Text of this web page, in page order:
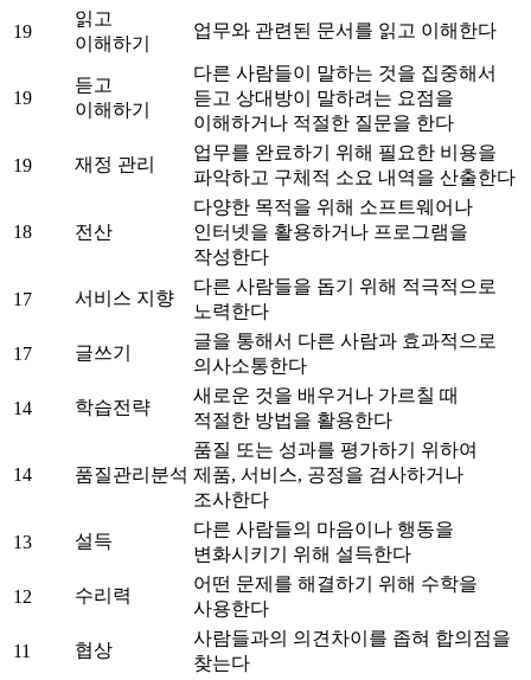
19
읽고
이해하기
업무와 관련된 문서를 읽고 이해한다
19
듣고
이해하기
다른 사람들이 말하는 것을 집중해서
듣고 상대방이 말하려는 요점을
이해하거나 적절한 질문을 한다
19 재정 관리
업무를 완료하기 위해 필요한 비용을
파악하고 구체적 소요 내역을 산출한다
18 전산
다양한 목적을 위해 소프트웨어나
인터넷을 활용하거나 프로그램을
작성한다
17 서비스 지향
다른 사람들을 돕기 위해 적극적으로
노력한다
17 글쓰기
글을 통해서 다른 사람과 효과적으로
의사소통한다
14 학습전략
새로운 것을 배우거나 가르칠 때
적절한 방법을 활용한다
14 품질관리분석
품질 또는 성과를 평가하기 위하여
제품, 서비스, 공정을 검사하거나
조사한다
13 설득
다른 사람들의 마음이나 행동을
변화시키기 위해 설득한다
12 수리력
어떤 문제를 해결하기 위해 수학을
사용한다
11 협상
사람들과의 의견차이를 좁혀 합의점을
찾는다